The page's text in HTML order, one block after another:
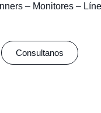
– Monitores –
Consultanos